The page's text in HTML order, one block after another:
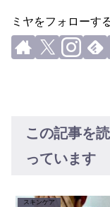
ミヤをフォローす
この記事を
っています
スキンケア